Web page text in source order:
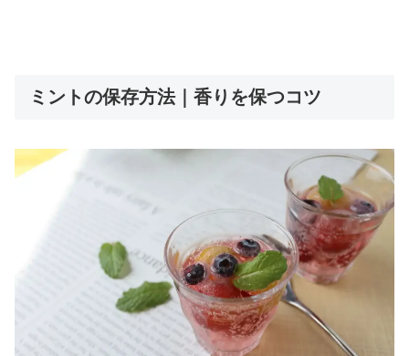
ミントの保存方法｜香りを保つコツ